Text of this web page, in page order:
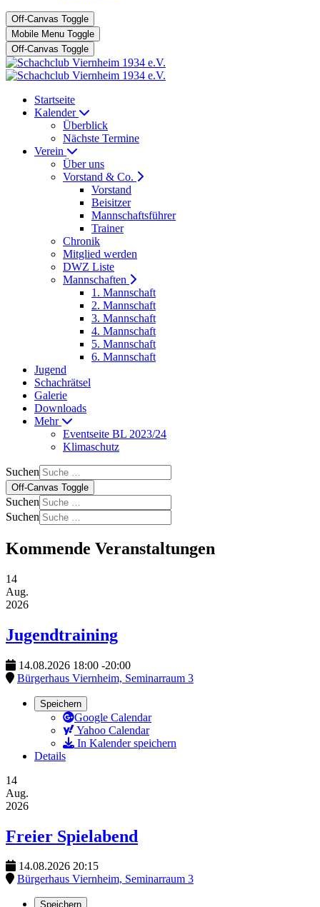
Off-Canvas Toggle
Mobile Menu Toggle
Off-Canvas Toggle
Startseite
Kalender
Überblick
Nächste Termine
Verein
Über uns
Vorstand & Co.
Vorstand
Beisitzer
Mannschaftsführer
Trainer
Chronik
Mitglied werden
DWZ Liste
Mannschaften
1. Mannschaft
2. Mannschaft
3. Mannschaft
4. Mannschaft
5. Mannschaft
6. Mannschaft
Jugend
Schachrätsel
Galerie
Downloads
Mehr
Eventseite BL 2023/24
Klimaschutz
Suchen
Off-Canvas Toggle
Suchen
Suchen
Kommende Veranstaltungen
14
Aug.
2026
Jugendtraining
14.08.2026 18:00 -20:00
Bürgerhaus Viernheim, Seminarraum 3
Speichern
Google Calendar
Yahoo Calendar
In Kalender speichern
Details
14
Aug.
2026
Freier Spielabend
14.08.2026 20:15
Bürgerhaus Viernheim, Seminarraum 3
Speichern